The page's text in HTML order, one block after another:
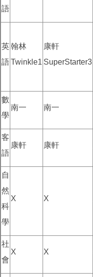
語
英
語
翰林
Twinkle1
康軒
SuperStarter3
數
學
南一 南一
客
語
康軒 康軒
自
然
科
學
X X
社
會
X X